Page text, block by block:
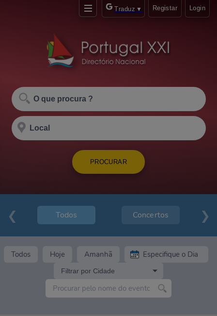
Traduz ▼ Registar Login
PROCURAR
Todos Concertos
Todos Hoje Amanhã
Filtrar por Cidade